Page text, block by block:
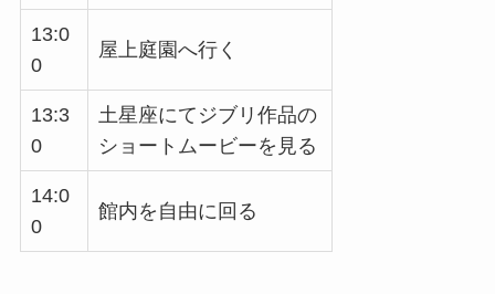
13:0
0
屋上庭園へ行く
13:3
0
土星座にてジブリ作品の
ショートムービーを見る
14:0
0
館内を自由に回る